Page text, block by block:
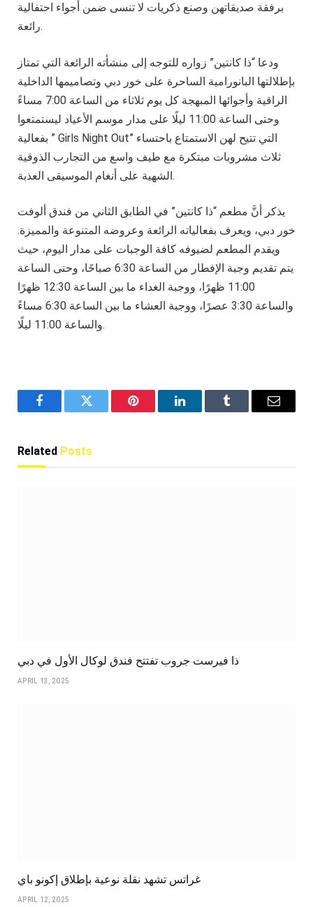
برفقة صديقاتهن وصنع ذكريات لا تنسى ضمن أجواء احتفالية
رائعة.
ودعا “ذا كانتين” زواره للتوجه إلى منشأته الرائعة التي تمتاز
بإطلالتها البانورامية الساحرة على خور دبي وتصاميمها الداخلية
الراقية وأجوائها المبهجة كل يوم ثلاثاء من الساعة 7:00 مساءً
وحتى الساعة 11:00 ليلًا على مدار موسم الأعياد ليستمتعوا
بفعالية ” Girls Night Out” التي تتيح لهن الاستمتاع باحتساء
ثلاث مشروبات مبتكرة مع طيف واسع من التجارب الذوقية
الشهية على أنغام الموسيقى العذبة.
يذكر أنَّ مطعم “ذا كانتين” في الطابق الثاني من فندق ألوفت
خور دبي، ويعرف بفعالياته الرائعة وعروضه المتنوعة والمميزة.
ويقدم المطعم لضيوفه كافة الوجبات على مدار اليوم، حيث
يتم تقديم وجبة الإفطار من الساعة 6:30 صباحًا، وحتى الساعة
11:00 ظهرًا، ووجبة الغداء ما بين الساعة 12:30 ظهرًا
والساعة 3:30 عصرًا، ووجبة العشاء ما بين الساعة 6:30 مساءً
والساعة 11:00 ليلًا.
FacebookTwitter Pinterest LinkedInTumblr Email
Related Posts
ذا فيرست جروب تفتتح فندق لوكال الأول في دبي
APRIL 13, 2025
غراتس تشهد نقلة نوعية بإطلاق إكونو باي
APRIL 12, 2025